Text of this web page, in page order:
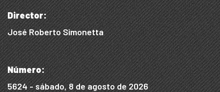
Director:
José Roberto Simonetta
Número:
5624 - sábado, 8 de agosto de 2026